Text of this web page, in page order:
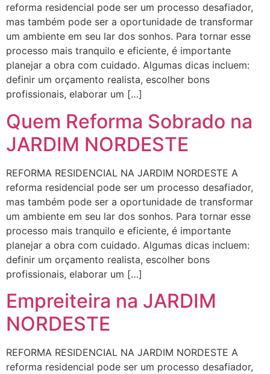
reforma residencial pode ser um processo desafiador,
mas também pode ser a oportunidade de transformar
um ambiente em seu lar dos sonhos. Para tornar esse
processo mais tranquilo e eficiente, é importante
planejar a obra com cuidado. Algumas dicas incluem:
definir um orçamento realista, escolher bons
profissionais, elaborar um […]
Quem Reforma Sobrado na
JARDIM NORDESTE
REFORMA RESIDENCIAL NA JARDIM NORDESTE A
reforma residencial pode ser um processo desafiador,
mas também pode ser a oportunidade de transformar
um ambiente em seu lar dos sonhos. Para tornar esse
processo mais tranquilo e eficiente, é importante
planejar a obra com cuidado. Algumas dicas incluem:
definir um orçamento realista, escolher bons
profissionais, elaborar um […]
Empreiteira na JARDIM
NORDESTE
REFORMA RESIDENCIAL NA JARDIM NORDESTE A
reforma residencial pode ser um processo desafiador,